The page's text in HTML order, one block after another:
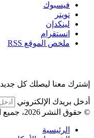
فيسبوك
تويتر
لينكدإن
انستقرام
ملخص الموقع RSS
إشترك معنا ليصلك كل جديد
أدخل بريدك الإلكتروني
© حقوق النشر 2026، جميع الحقوق محفوظة. |
الرئيسية